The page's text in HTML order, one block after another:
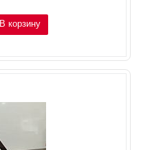
В корзину